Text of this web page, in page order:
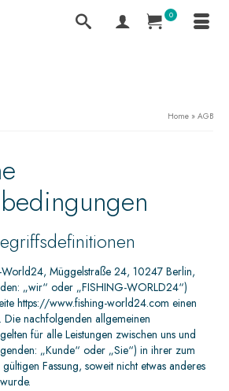
0
Home » AGB
World24, Müggelstraße 24, 10247 Berlin,
„wir“ oder „FISHING-WORLD24“)
https://www.fishing-world24.com einen
nachfolgenden allgemeinen
für alle Leistungen zwischen uns und
„Kunde“ oder „Sie“) in ihrer zum
Fassung, soweit nicht etwas anderes